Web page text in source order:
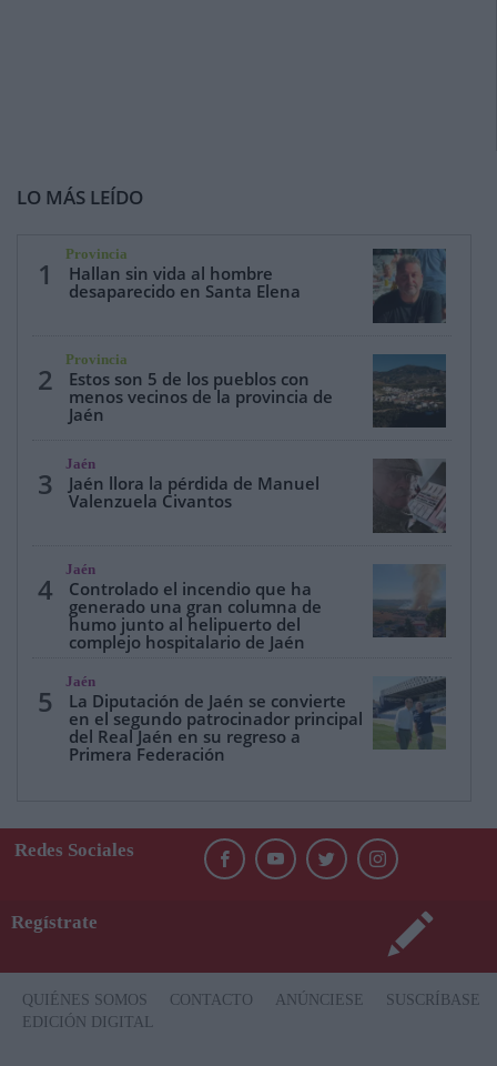
LO MÁS LEÍDO
1
Provincia
Hallan sin vida al hombre
desaparecido en Santa Elena
2
Provincia
Estos son 5 de los pueblos con
menos vecinos de la provincia de
Jaén
3
Jaén
Jaén llora la pérdida de Manuel
Valenzuela Civantos
4
Jaén
Controlado el incendio que ha
generado una gran columna de
humo junto al helipuerto del
complejo hospitalario de Jaén
5
Jaén
La Diputación de Jaén se convierte
en el segundo patrocinador principal
del Real Jaén en su regreso a
Primera Federación
Redes Sociales
Regístrate
QUIÉNES SOMOS CONTACTO ANÚNCIESE
SUSCRÍBASE
EDICIÓN DIGITAL